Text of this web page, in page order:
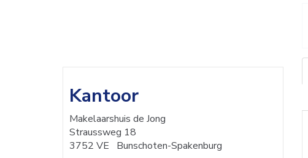
Kantoor
Makelaarshuis de Jong
Straussweg 18
3752 VE
Bunschoten-Spakenburg